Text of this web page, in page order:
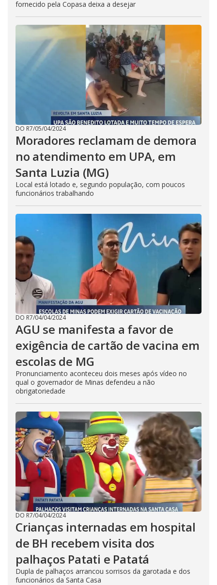
fornecido pela Copasa deixa a desejar
DO R7/05/04/2024
Moradores reclamam de demora
no atendimento em UPA, em
Santa Luzia (MG)
Local está lotado e, segundo população, com poucos
funcionários trabalhando
DO R7/04/04/2024
AGU se manifesta a favor de
exigência de cartão de vacina em
escolas de MG
Pronunciamento aconteceu dois meses após vídeo no
qual o governador de Minas defendeu a não
obrigatoriedade
DO R7/04/04/2024
Crianças internadas em hospital
de BH recebem visita dos
palhaços Patati e Patatá
Dupla de palhaços arrancou sorrisos da garotada e dos
funcionários da Santa Casa